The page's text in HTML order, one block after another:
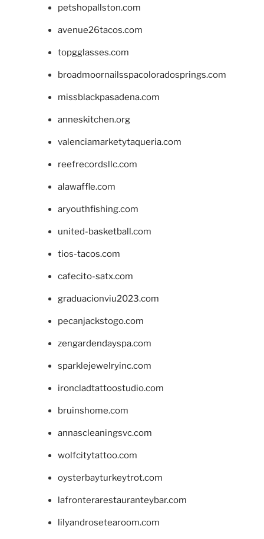
petshopallston.com
avenue26tacos.com
topgglasses.com
broadmoornailsspacoloradosprings.com
missblackpasadena.com
anneskitchen.org
valenciamarketytaqueria.com
reefrecordsllc.com
alawaffle.com
aryouthfishing.com
united-basketball.com
tios-tacos.com
cafecito-satx.com
graduacionviu2023.com
pecanjackstogo.com
zengardendayspa.com
sparklejewelryinc.com
ironcladtattoostudio.com
bruinshome.com
annascleaningsvc.com
wolfcitytattoo.com
oysterbayturkeytrot.com
lafronterarestauranteybar.com
lilyandrosetearoom.com